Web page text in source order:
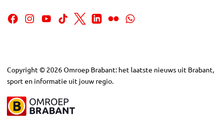
Copyright © 2026Omroep Brabant: het laatste nieuws uit Brabant,
sport en informatie uit jouw regio.